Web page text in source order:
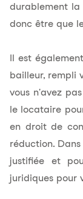
durablement
donc être que
Il est
bailleur, rempli
vous n'avez
le locataire
en droit de
réduction.
justifiée et
juridiques pour